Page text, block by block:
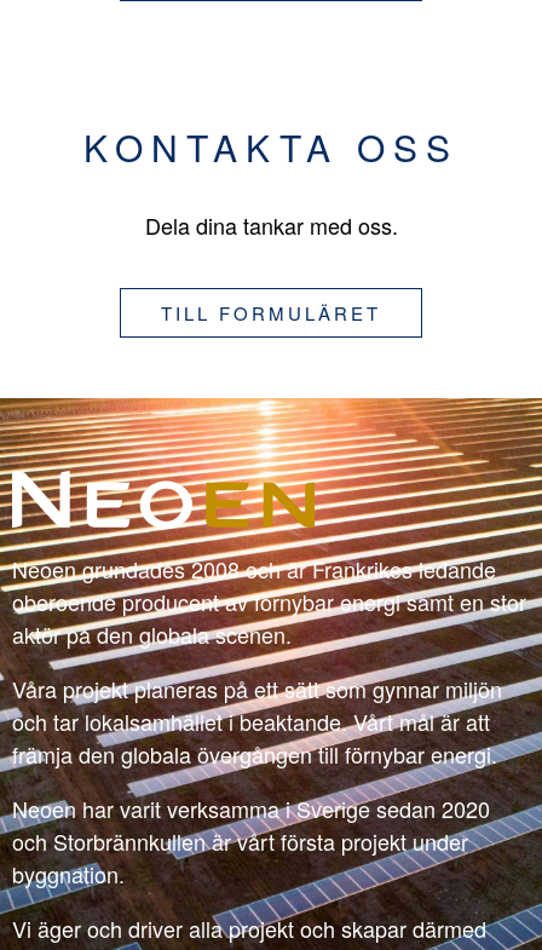
KONTAKTA OSS
Dela dina tankar med oss.
TILL FORMULÄRET
Neoen grundades 2008 och är Frankrikes ledande
oberoende producent av förnybar energi samt en stor
aktör på den globala scenen.
Våra projekt planeras på ett sätt som gynnar miljön
och tar lokalsamhället i beaktande. Vårt mål är att
främja den globala övergången till förnybar energi.
Neoen har varit verksamma i Sverige sedan 2020
och Storbrännkullen är vårt första projekt under
byggnation.
Vi äger och driver alla projekt och skapar därmed